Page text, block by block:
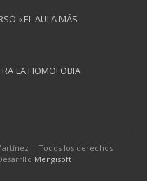
«EL AULA MÁS
LA HOMOFOBIA
| Todos los derechos
Mengisoft